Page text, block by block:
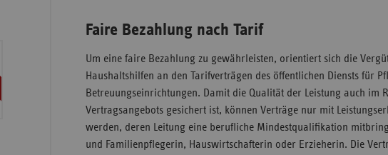
Faire Bezahlung nach Tarif
Um eine faire Bezahlung zu gewährleisten, orientiert sich die
Haushaltshilfen an den Tarifverträgen des öffentlichen Diensts für
Betreuungseinrichtungen. Damit die Qualität der Leistung auch im
Vertragsangebots gesichert ist, können Verträge nur mit
werden, deren Leitung eine berufliche Mindestqualifikation
und Familienpflegerin, Hauswirtschafterin oder Erzieherin. Die